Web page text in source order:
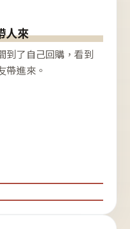
人來
到了自己回購，看到
帶進來。